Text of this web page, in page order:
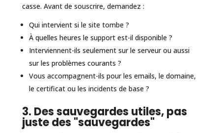
casse. Avant de souscrire, demandez :
Qui intervient si le site tombe ?
À quelles heures le support est-il disponible ?
Interviennent-ils seulement sur le serveur ou aussi
sur les problèmes courants ?
Vous accompagnent-ils pour les emails, le domaine,
le certificat ou les incidents de base ?
3. Des sauvegardes utiles, pas
juste des "sauvegardes"